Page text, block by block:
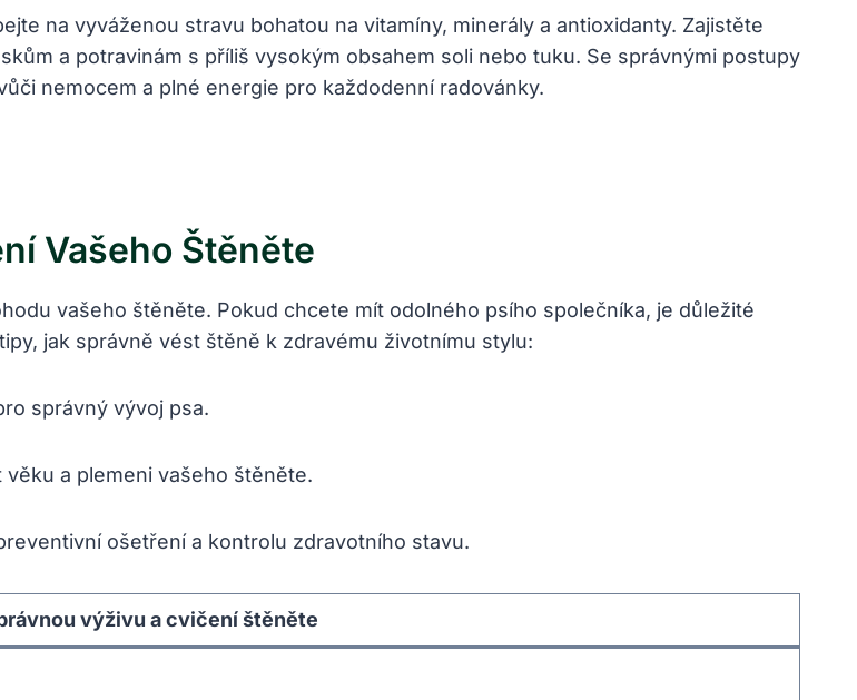
na vyváženou stravu bohatou na vitamíny, minerály a antioxidanty. Zajistěte
a potravinám s příliš vysokým obsahem soli nebo tuku. Se správnými postupy
nemocem a plné energie pro každodenní radovánky.
Vašeho Štěněte
vašeho štěněte. Pokud chcete mít odolného psího společníka, je důležité
jak správně vést štěně k zdravému životnímu stylu:
správný vývoj psa.
a plemeni vašeho štěněte.
ošetření a kontrolu zdravotního stavu.
výživu a cvičení štěněte